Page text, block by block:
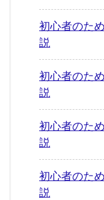
初心者のた
説
初心者のた
説
初心者のた
説
初心者のた
説